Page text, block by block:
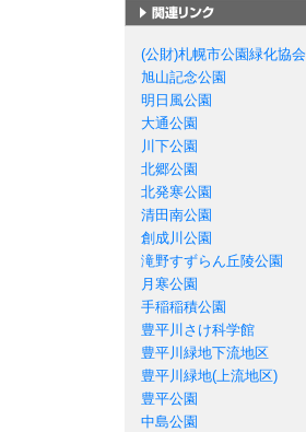
(公財)札幌市公園緑化協会
旭山記念公園
明日風公園
大通公園
川下公園
北郷公園
北発寒公園
清田南公園
創成川公園
滝野すずらん丘陵公園
月寒公園
手稲稲積公園
豊平川さけ科学館
豊平川緑地下流地区
豊平川緑地(上流地区)
豊平公園
中島公園